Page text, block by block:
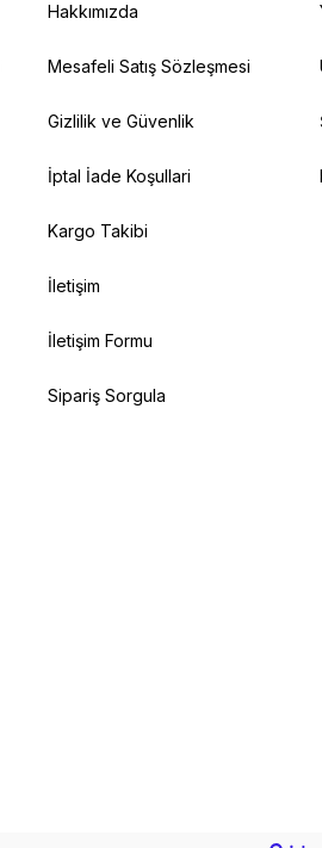
Hakkımızda
Mesafeli Satış Sözleşmesi
Gizlilik ve Güvenlik
İptal İade Koşullari
Kargo Takibi
İletişim
İletişim Formu
Sipariş Sorgula